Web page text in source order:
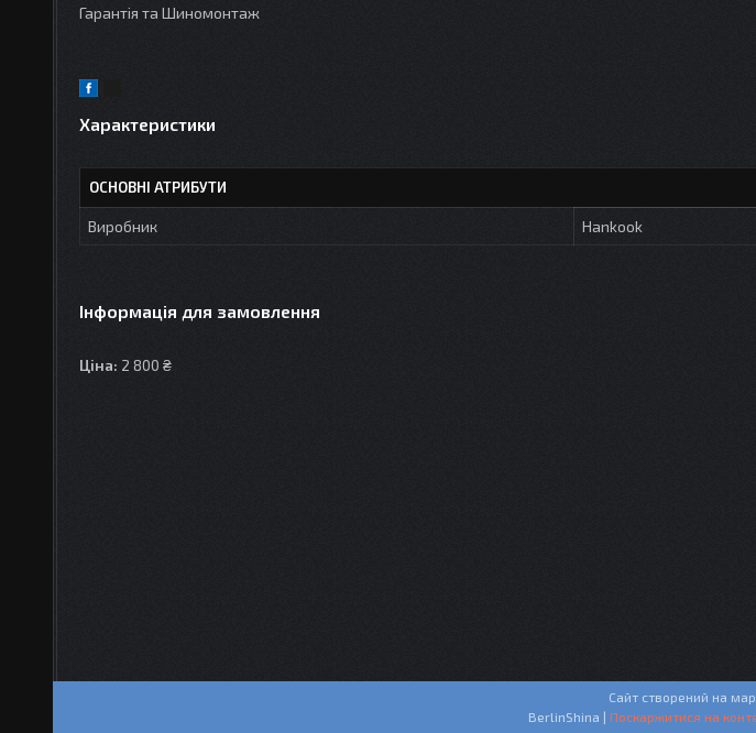
Гарантія та Шиномонтаж
Характеристики
ОСНОВНІ АТРИБУТИ
Виробник Hankook
Інформація для замовлення
Ціна: 2 800 ₴
Сайт створений на
BerlinShina | Поскаржитися на